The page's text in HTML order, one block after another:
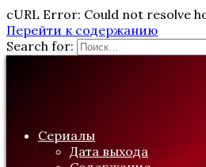
cURL Error: Could not resolve
Перейти к содержанию
Search for:
Сериалы
Дата выхода